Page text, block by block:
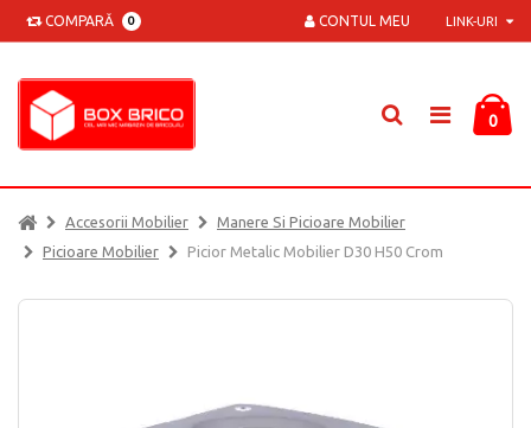
COMPARĂ 0 LINK-URI
CONTUL MEU
0
Accesorii Mobilier
Manere Si Picioare Mobilier
Picioare Mobilier
Picior Metalic Mobilier D30 H50 Crom